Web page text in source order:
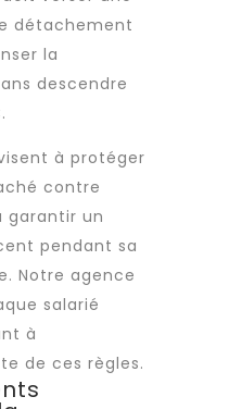
détachement
la
descendre
à protéger
contre
garantir un
pendant sa
Notre agence
salarié
à
de ces règles.